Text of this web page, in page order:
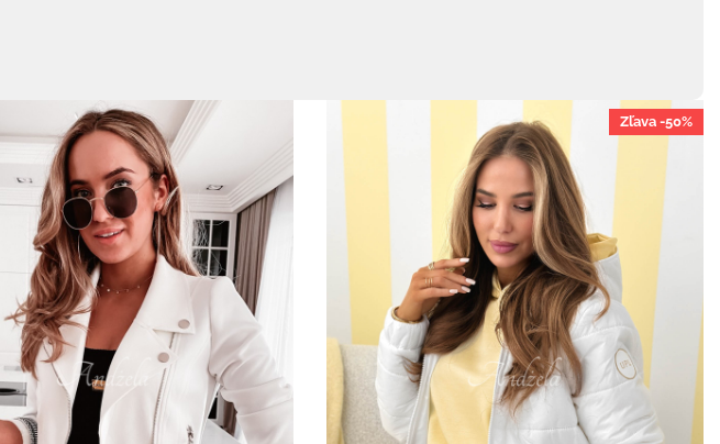
Zľava -50%